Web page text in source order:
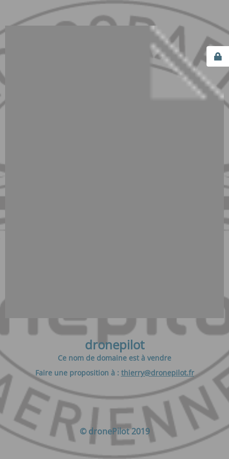
dronepilot
Ce nom de domaine est à vendre
Faire une proposition à : thierry@dronepilot.fr
© dronePilot 2019